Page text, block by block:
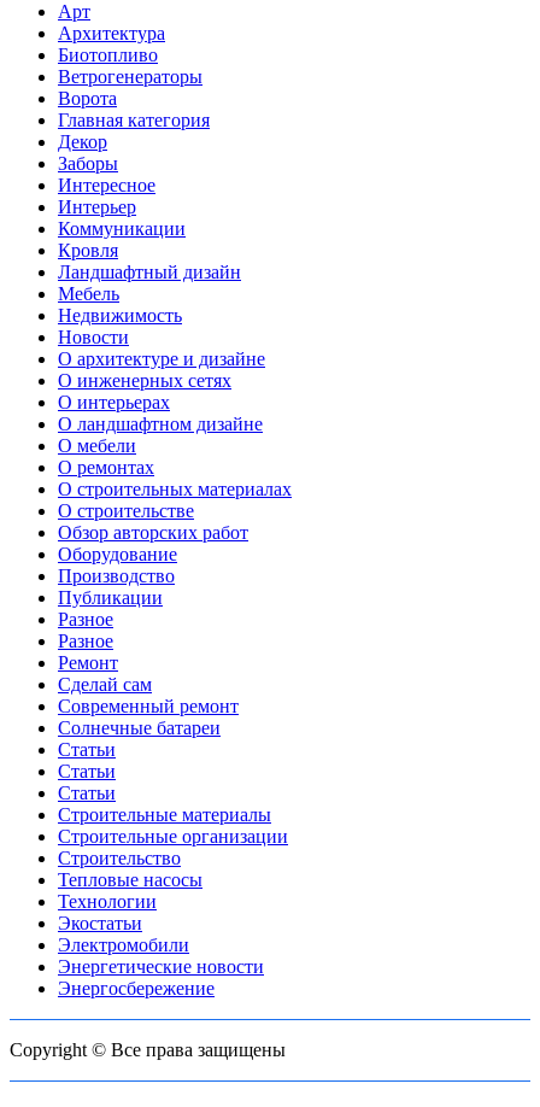
Арт
Архитектура
Биотопливо
Ветрогенераторы
Ворота
Главная категория
Декор
Заборы
Интересное
Интерьер
Коммуникации
Кровля
Ландшафтный дизайн
Мебель
Недвижимость
Новости
О архитектуре и дизайне
О инженерных сетях
О интерьерах
О ландшафтном дизайне
О мебели
О ремонтах
О строительных материалах
О строительстве
Обзор авторских работ
Оборудование
Производство
Публикации
Разное
Разное
Ремонт
Сделай сам
Современный ремонт
Солнечные батареи
Статьи
Статьи
Статьи
Строительные материалы
Строительные организации
Строительство
Тепловые насосы
Технологии
Экостатьи
Электромобили
Энергетические новости
Энергосбережение
Copyright © Все права защищены